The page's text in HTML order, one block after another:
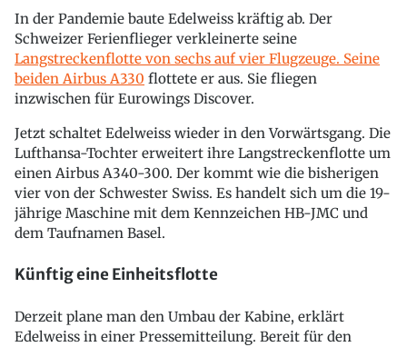
In der Pandemie baute Edelweiss kräftig ab. Der
Schweizer Ferienflieger verkleinerte seine
Langstreckenflotte von sechs auf vier Flugzeuge. Seine
beiden Airbus A330 flottete er aus. Sie fliegen
inzwischen für Eurowings Discover.
Jetzt schaltet Edelweiss wieder in den Vorwärtsgang. Die
Lufthansa-Tochter erweitert ihre Langstreckenflotte um
einen Airbus A340-300. Der kommt wie die bisherigen
vier von der Schwester Swiss. Es handelt sich um die 19-
jährige Maschine mit dem Kennzeichen HB-JMC und
dem Taufnamen Basel.
Künftig eine Einheitsflotte
Derzeit plane man den Umbau der Kabine, erklärt
Edelweiss in einer Pressemitteilung. Bereit für den